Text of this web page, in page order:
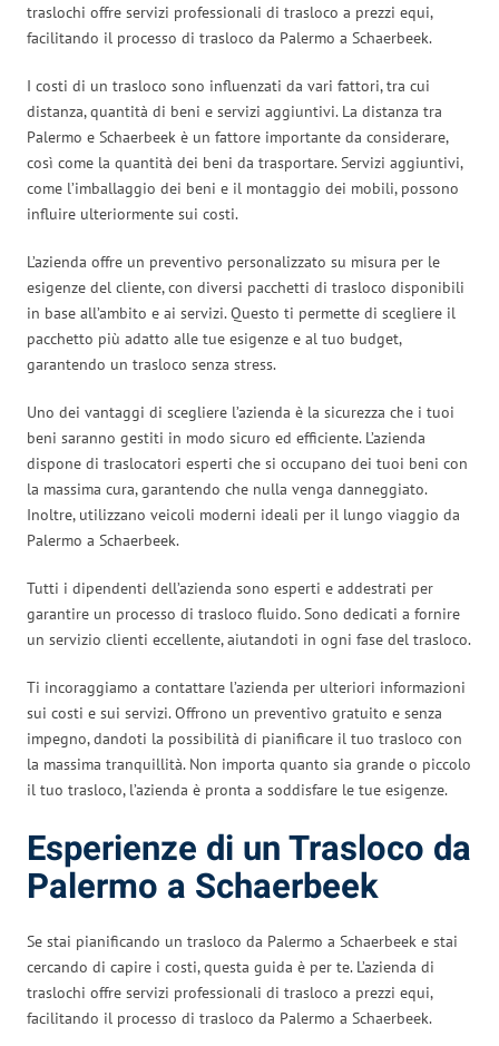
traslochi offre servizi professionali di trasloco a prezzi equi,
facilitando il processo di trasloco da Palermo a Schaerbeek.
I costi di un trasloco sono influenzati da vari fattori, tra cui
distanza, quantità di beni e servizi aggiuntivi. La distanza tra
Palermo e Schaerbeek è un fattore importante da considerare,
così come la quantità dei beni da trasportare. Servizi aggiuntivi,
come l’imballaggio dei beni e il montaggio dei mobili, possono
influire ulteriormente sui costi.
L’azienda offre un preventivo personalizzato su misura per le
esigenze del cliente, con diversi pacchetti di trasloco disponibili
in base all’ambito e ai servizi. Questo ti permette di scegliere il
pacchetto più adatto alle tue esigenze e al tuo budget,
garantendo un trasloco senza stress.
Uno dei vantaggi di scegliere l’azienda è la sicurezza che i tuoi
beni saranno gestiti in modo sicuro ed efficiente. L’azienda
dispone di traslocatori esperti che si occupano dei tuoi beni con
la massima cura, garantendo che nulla venga danneggiato.
Inoltre, utilizzano veicoli moderni ideali per il lungo viaggio da
Palermo a Schaerbeek.
Tutti i dipendenti dell’azienda sono esperti e addestrati per
garantire un processo di trasloco fluido. Sono dedicati a fornire
un servizio clienti eccellente, aiutandoti in ogni fase del trasloco.
Ti incoraggiamo a contattare l’azienda per ulteriori informazioni
sui costi e sui servizi. Offrono un preventivo gratuito e senza
impegno, dandoti la possibilità di pianificare il tuo trasloco con
la massima tranquillità. Non importa quanto sia grande o piccolo
il tuo trasloco, l’azienda è pronta a soddisfare le tue esigenze.
Esperienze di un Trasloco da
Palermo a Schaerbeek
Se stai pianificando un trasloco da Palermo a Schaerbeek e stai
cercando di capire i costi, questa guida è per te. L’azienda di
traslochi offre servizi professionali di trasloco a prezzi equi,
facilitando il processo di trasloco da Palermo a Schaerbeek.